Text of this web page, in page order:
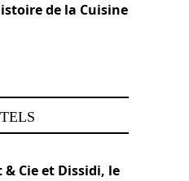
de la Cuisine
& Cie et Dissidi, le